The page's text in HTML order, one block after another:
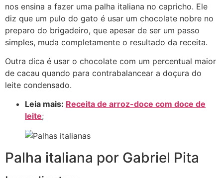
nos ensina a fazer uma palha italiana no capricho. Ele
diz que um pulo do gato é usar um chocolate nobre no
preparo do brigadeiro, que apesar de ser um passo
simples, muda completamente o resultado da receita.
Outra dica é usar o chocolate com um percentual maior
de cacau quando para contrabalancear a doçura do
leite condensado.
Leia mais: Receita de arroz-doce com doce de
leite;
Palha italiana por Gabriel Pita